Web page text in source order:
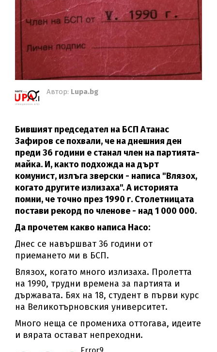
Автор: Lupa.bg
Бившият председател на БСП Атанас
Зафиров се похвали, че на днешния ден
преди 36 години е станал член на партията-
майка. И, както подхожда на дърт
комунист, излъга зверски - написа "Влязох,
когато другите излизаха". А историята
помни, че точно през 1990 г. Столетницата
постави рекорд по членове - над 1 000 000.
Да прочетем какво написа Насо:
Днес се навършват 36 години от
приемането ми в БСП.
Влязох, когато много излизаха. Пролетта
на 1990, трудни времена за партията и
държавата. Бях на 18, студент в първи курс
на Великотърновския университет.
Много неща се промениха оттогава, идеите
и вярата остават непреходни.